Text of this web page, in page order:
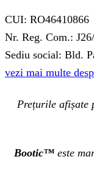
CUI: RO46410866
Nr. Reg. Com.:
Sediu social: Bld.
vezi mai multe
Prețurile afișate
Bootic™ este